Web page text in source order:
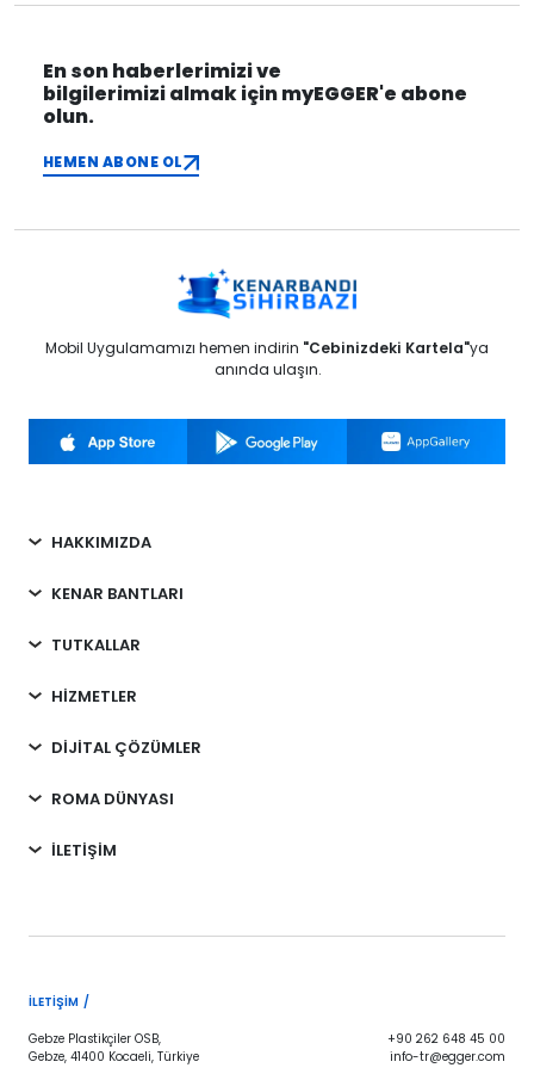
En son haberlerimizi ve
bilgilerimizi almak için myEGGER'e abone
olun.
HEMEN ABONE OL
Mobil Uygulamamızı hemen indirin "Cebinizdeki Kartela"ya
anında ulaşın.
HAKKIMIZDA
KENAR BANTLARI
TUTKALLAR
HİZMETLER
DİJİTAL ÇÖZÜMLER
ROMA DÜNYASI
İLETİŞİM
İLETIŞIM /
Gebze Plastikçiler OSB,
Gebze, 41400 Kocaeli, Türkiye
+90 262 648 45 00
info-tr@egger.com